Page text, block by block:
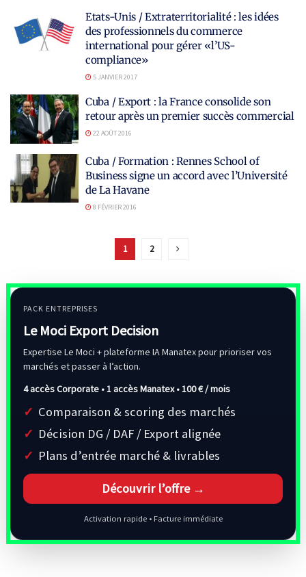
Etats-Unis / Extraterritorialité : les idées
des professionnels du commerce
international pour gérer «l’US-
compliance»
5 JANVIER 2017
Cuba / Export : la France consolide son
retour après un premier succès commercial
22 AOÛT 2016
Cuba / Formation : Rennes School of
Business signe un accord avec l’Université
de La Havane
8 FÉVRIER 2016
1 2
PACK ENTREPRISES
Le Moci Export Decision
Expertise Le Moci + plateforme IA Manatex pour prioriser vos
marchés et passer à l’action.
4 accès Corporate • 1 accès Manatex •100 € / mois
Comparaison & scoring des marchés
Décision DG / DAF / Export alignée
Plans d’entrée marché & livrables
Découvrir l’offre →
Activation rapide • Facture immédiate